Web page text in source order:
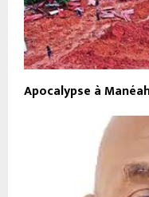
Apocalypse à